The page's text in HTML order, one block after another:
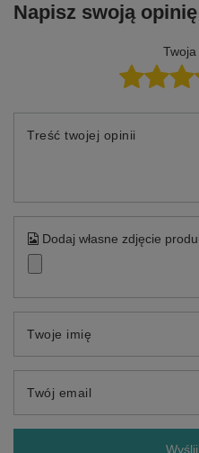
Napisz swoją opinię
Treść twojej opinii
Dodaj własne zdjęcie
Twoje imię
Twój email